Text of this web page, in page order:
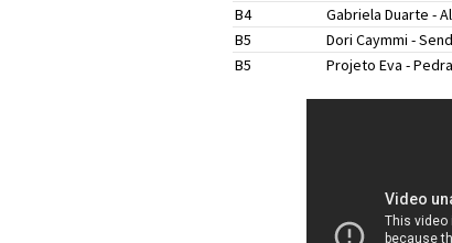
B4
Gabriela Duarte -
B5
Dori Caymmi -
B5
Projeto Eva -